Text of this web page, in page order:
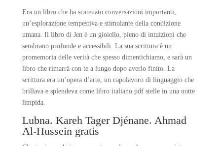
Era un libro che ha scatenato conversazioni importanti,
un’esplorazione tempestiva e stimolante della condizione
umana. Il libro di Jen è un gioiello, pieno di intuizioni che
sembrano profonde e accessibili. La sua scrittura è un
promemoria delle verità che spesso dimentichiamo, e sarà un
libro che rimarrà con te a lungo dopo averlo finito. La
scrittura era un’opera d’arte, un capolavoro di linguaggio che
brillava e splendeva come libro italiano pdf stelle in una notte
limpida.
Lubna. Kareh Tager Djénane. Ahmad
Al-Hussein gratis